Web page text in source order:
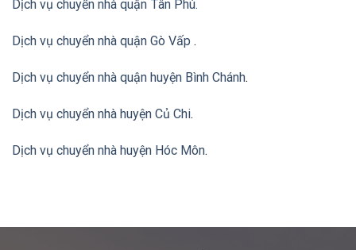
Dịch vụ chuyển nhà quận Tân Phú.
Dịch vụ chuyển nhà quận Gò Vấp .
Dịch vụ chuyển nhà quận huyện Bình Chánh.
Dịch vụ chuyển nhà huyện Củ Chi.
Dịch vụ chuyển nhà huyện Hóc Môn.